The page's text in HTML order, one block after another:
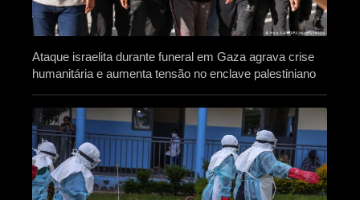
Ataque israelita durante funeral em Gaza agrava crise
humanitária e aumenta tensão no enclave palestiniano